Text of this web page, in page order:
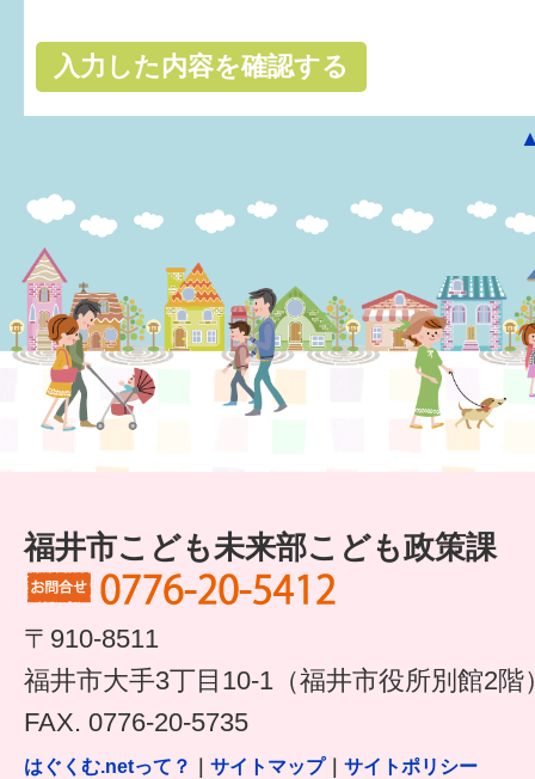
福井市こども未来部こども政策課
〒910-8511
福井市大手3丁目10-1（福井市役所別館2階
FAX. 0776-20-5735
はぐくむ.netって？ サイトマップ｜ サイトポリシー
パパもママも子育て
すまいるサポート行事案内